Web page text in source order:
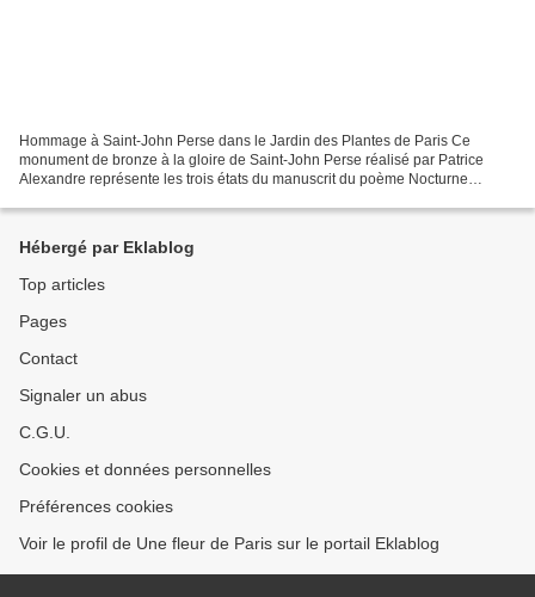
Hommage à Saint-John Perse dans le Jardin des Plantes de Paris Ce
monument de bronze à la gloire de Saint-John Perse réalisé par Patrice
Alexandre représente les trois états du manuscrit du poème Nocturne
Hébergé par Eklablog
Top articles
Pages
Contact
Signaler un abus
C.G.U.
Cookies et données personnelles
Préférences cookies
Voir le profil de Une fleur de Paris sur le portail Eklablog